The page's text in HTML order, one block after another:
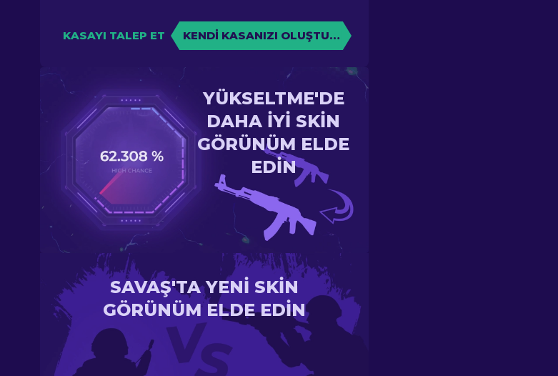
KASAYI TALEP ET KENDI KASANIZI OLUŞTURUN
YÜKSELTME'DE
DAHA IYI SKIN
GÖRÜNÜM ELDE
EDIN
SAVAŞ'TA YENI SKIN
GÖRÜNÜM ELDE EDIN